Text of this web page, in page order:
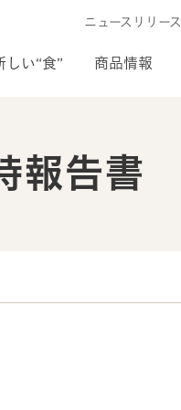
しい“食” 商品情報
ニュースリリース
報告書